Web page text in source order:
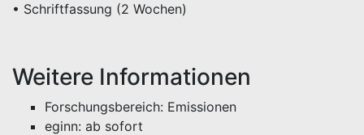
• Schriftfassung (2 Wochen)
Weitere Informationen
Forschungsbereich: Emissionen
eginn: ab sofort